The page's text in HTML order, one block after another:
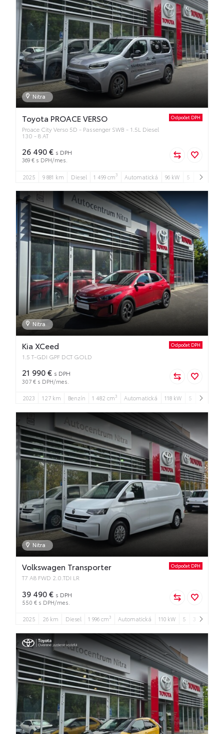
Nitra
Toyota PROACE VERSO
Proace City Verso 5D - Passenger SWB - 1.5L Diesel
130 - 8 AT
Odpočet DPH
26 490 € s DPH
369 € s DPH/mes.
2025 9 881 km Diesel 1 499 cm3 Automatická 96 kW 5 5
Nitra
Kia XCeed
1.5 T-GDI GPF DCT GOLD
Odpočet DPH
21 990 € s DPH
307 € s DPH/mes.
2023 127 km Benzín 1 482 cm3 Automatická 118 kW 5 5
Nitra
Volkswagen Transporter
T7 A8 FWD 2.0.TDI LR
Odpočet DPH
39 490 € s DPH
550 € s DPH/mes.
2025 26 km Diesel 1 996 cm3 Automatická 110 kW 5 3